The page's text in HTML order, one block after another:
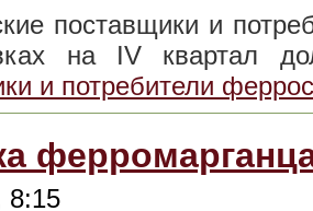
поставщики и
на IV квартал
и потребители
8:15